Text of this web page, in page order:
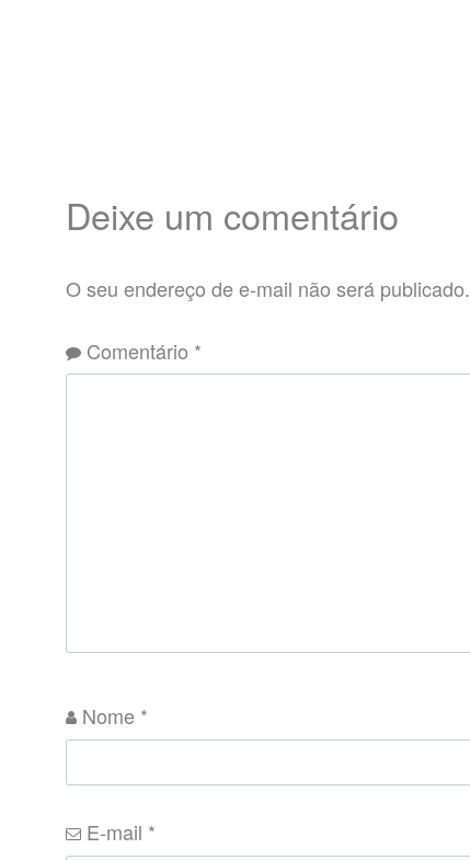
Deixe um comentário
O seu endereço de e-mail não será publicado.
Comentário *
Nome *
E-mail *